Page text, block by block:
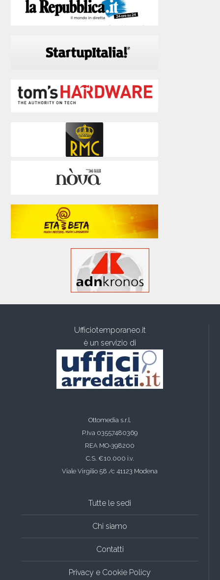
Ufficiotemporaneo.it
è un servizio di
Ottomedia s.r.l.
P.Iva 03557480369
REA MO-398200
C.S. €10.000 i.v.
Viale Virgilio 58 /c 41123 Modena
Tutte le sedi
Chi siamo
Contatti
Privacy e Cookie Policy